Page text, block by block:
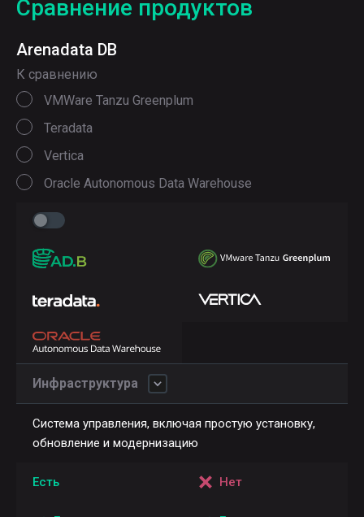
Сравнение продуктов
Arenadata DB
К сравнению
VMWare Tanzu Greenplum
Teradata
Vertica
Oracle Autonomous Data Warehouse
Инфраструктура
Система управления, включая простую установку,
обновление и модернизацию
Есть Нет